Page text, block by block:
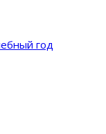
год